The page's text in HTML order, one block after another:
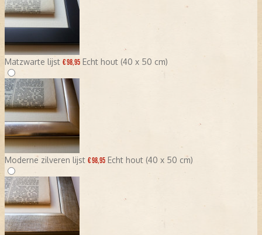
Matzwarte lijst € 98,95 Echt hout (40 x 50 cm)
Moderne zilveren lijst € 98,95 Echt hout (40 x 50 cm)